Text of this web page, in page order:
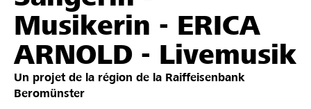
S'inscrire
DE FR IT
Musikerin - ERICA
ARNOLD - Livemusik
Un projet de la région de la Raiffeisenbank
Beromünster